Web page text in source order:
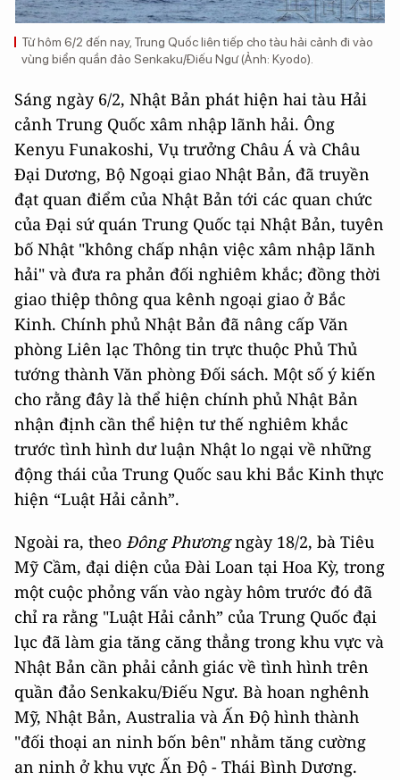
Từ hôm 6/2 đến nay, Trung Quốc liên tiếp cho tàu hải cảnh đi vào
vùng biển quần đảo Senkaku/Điếu Ngư (Ảnh: Kyodo).
Sáng ngày 6/2, Nhật Bản phát hiện hai tàu Hải
cảnh Trung Quốc xâm nhập lãnh hải. Ông
Kenyu Funakoshi, Vụ trưởng Châu Á và Châu
Đại Dương, Bộ Ngoại giao Nhật Bản, đã truyền
đạt quan điểm của Nhật Bản tới các quan chức
của Đại sứ quán Trung Quốc tại Nhật Bản, tuyên
bố Nhật "không chấp nhận việc xâm nhập lãnh
hải" và đưa ra phản đối nghiêm khắc; đồng thời
giao thiệp thông qua kênh ngoại giao ở Bắc
Kinh. Chính phủ Nhật Bản đã nâng cấp Văn
phòng Liên lạc Thông tin trực thuộc Phủ Thủ
tướng thành Văn phòng Đối sách. Một số ý kiến ​​
cho rằng đây là thể hiện chính phủ Nhật Bản
nhận định cần thể hiện tư thế nghiêm khắc
trước tình hình dư luận Nhật lo ngại về những
động thái của Trung Quốc sau khi Bắc Kinh thực
hiện “Luật Hải cảnh”.
Ngoài ra, theo Đông Phươngngày 18/2, bà Tiêu
Mỹ Cầm, đại diện của Đài Loan tại Hoa Kỳ, trong
một cuộc phỏng vấn vào ngày hôm trước đó đã
chỉ ra rằng "Luật Hải cảnh” của Trung Quốc đại
lục đã làm gia tăng căng thẳng trong khu vực và
Nhật Bản cần phải cảnh giác về tình hình trên
quần đảo Senkaku/Điếu Ngư. Bà hoan nghênh
Mỹ, Nhật Bản, Australia và Ấn Độ hình thành
"đối thoại an ninh bốn bên" nhằm tăng cường
an ninh ở khu vực Ấn Độ - Thái Bình Dương.